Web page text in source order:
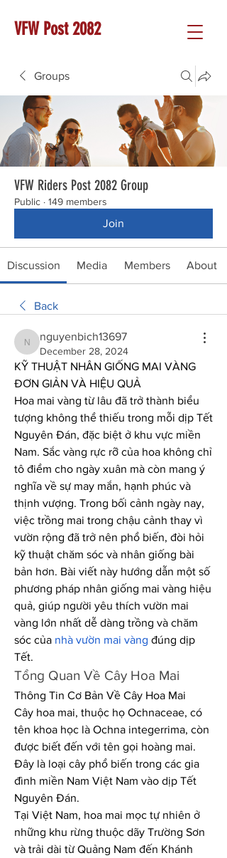
VFW Post 2082
Groups
VFW Riders Post 2082 Group
Public · 149 members
Join
Discussion Media Members About
Back
nguyenbich13697
nguyenbich13697
December 28, 2024
KỸ THUẬT NHÂN GIỐNG MAI VÀNG
ĐƠN GIẢN VÀ HIỆU QUẢ
Hoa mai vàng từ lâu đã trở thành biểu
tượng không thể thiếu trong mỗi dịp Tết
Nguyên Đán, đặc biệt ở khu vực miền
Nam. Sắc vàng rực rỡ của hoa không chỉ
tô điểm cho ngày xuân mà còn mang ý
nghĩa về sự may mắn, hạnh phúc và
thịnh vượng. Trong bối cảnh ngày nay,
việc trồng mai trong chậu cảnh thay vì
vườn rộng đã trở nên phổ biến, đòi hỏi
kỹ thuật chăm sóc và nhân giống bài
bản hơn. Bài viết này hướng dẫn một số
phương pháp nhân giống mai vàng hiệu
quả, giúp người yêu thích vườn mai
vàng lớn nhất dễ dàng trồng và chăm
sóc của nhà vườn mai vàng đúng dịp
Tết.
Tổng Quan Về Cây Hoa Mai
Thông Tin Cơ Bản Về Cây Hoa Mai
Cây hoa mai, thuộc họ Ochnaceae, có
tên khoa học là Ochna integerrima, còn
được biết đến với tên gọi hoàng mai.
Đây là loại cây phổ biến trong các gia
đình miền Nam Việt Nam vào dịp Tết
Nguyên Đán.
Tại Việt Nam, hoa mai mọc tự nhiên ở
những khu rừng thuộc dãy Trường Sơn
và trải dài từ Quảng Nam đến Khánh